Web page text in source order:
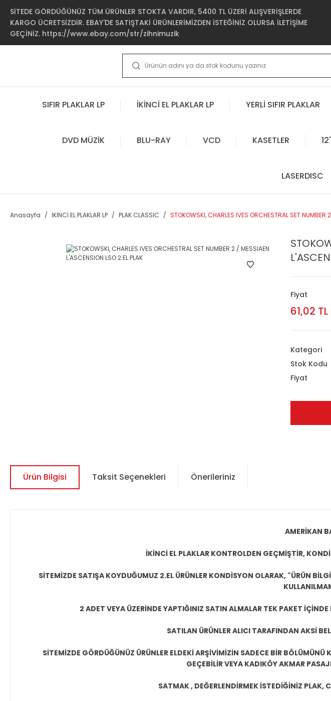
SİTEDE GÖRDÜĞÜNÜZ TÜM ÜRÜNLER STOKTA VARDIR, 5400 TL ÜZERİ ALIŞVERİŞLERDE
KARGO ÜCRETSİZDİR. EBAY'DE SATIŞTAKİ ÜRÜNLERİMİZDEN İSTEĞİNİZ OLURSA İLETİŞİME
GEÇİNİZ. https://www.ebay.com/str/zihnimuzik
SIFIR PLAKLAR LP İKİNCİ EL PLAKLAR LP YERLİ SIFIR PLAKLAR
DVD MÜZİK BLU-RAY VCD KASETLER
LASERDISC
Anasayfa İKİNCİ EL PLAKLAR LP PLAK CLASSIC STOKOWSKI, CHARLES IVES ORCHESTRAL SET NUMBER
Fiyat
61,02 TL
Kategori
Stok Kodu
Fiyat
Ürün Bilgisi Taksit Seçenekleri Önerileriniz
AMERİKAN
İKİNCİ EL PLAKLAR KONTROLDEN GEÇMİŞTİR,
SİTEMİZDE SATIŞA KOYDUĞUMUZ 2.EL ÜRÜNLER KONDİSYON OLARAK, "ÜRÜN
2 ADET VEYA ÜZERİNDE YAPTIĞINIZ SATIN ALMALAR TEK PAKET
SATILAN ÜRÜNLER ALICI TARAFINDAN AKSİ
SİTEMİZDE GÖRDÜĞÜNÜZ ÜRÜNLER ELDEKİ ARŞİVİMİZİN SADECE BİR
GEÇEBİLİR VEYA KADIKÖY AKMAR
SATMAK , DEĞERLENDİRMEK İSTEDİĞİNİZ PLAK,